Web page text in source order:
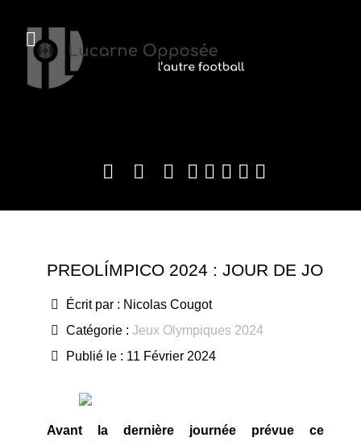
PREOLÍMPICO 2024 : JOUR DE JO
Écrit par : Nicolas Cougot
Catégorie : Jeux Olympiques 2024
Publié le : 11 Février 2024
Avant la dernière journée prévue ce